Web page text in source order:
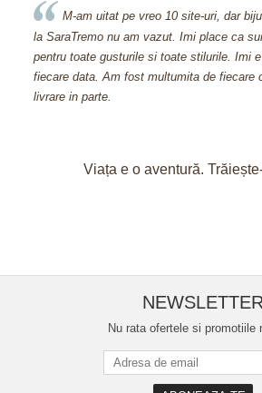
M-am uitat pe vreo 10 site-uri, dar
la SaraTremo nu am vazut. Imi place ca
pentru toate gusturile si toate stilurile. Imi
fiecare data. Am fost multumita de fiecare
livrare in parte.
Viața e o aventură.
NEWSLETTER
Nu rata ofertele si promotiile